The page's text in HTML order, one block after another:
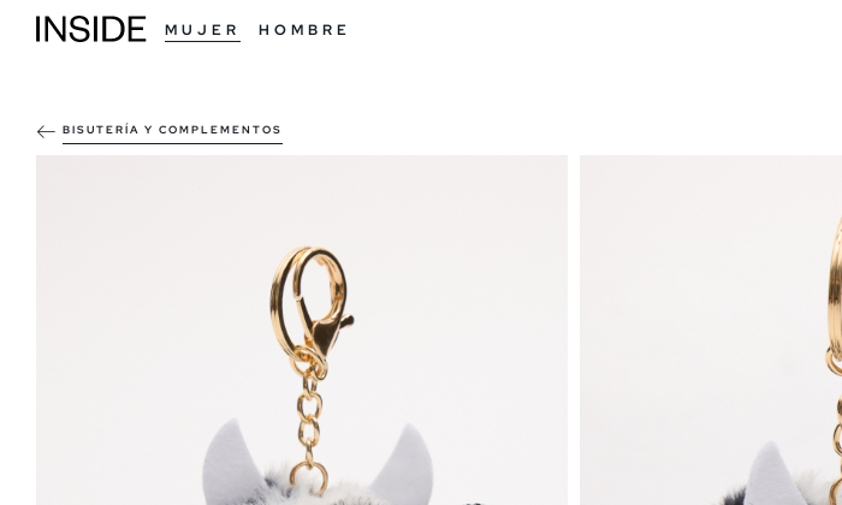
MUJER HOMBRE
BISUTERÍA Y COMPLEMENTOS